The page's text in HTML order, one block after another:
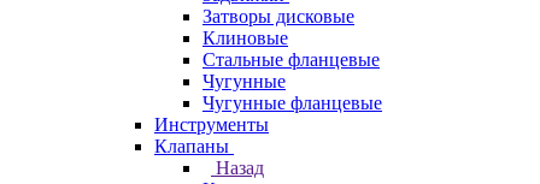
Затворы дисковые
Клиновые
Стальные фланцевые
Чугунные
Чугунные фланцевые
Инструменты
Клапаны
Назад